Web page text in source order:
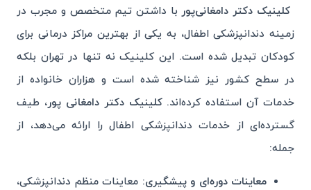
کلینیک دکتر دامغانی‌پور با داشتن تیم متخصص و مجرب در
زمینه دندانپزشکی اطفال، به یکی از بهترین مراکز درمانی برای
کودکان تبدیل شده است. این کلینیک نه تنها در تهران بلکه
در سطح کشور نیز شناخته شده است و هزاران خانواده از
خدمات آن استفاده کرده‌اند.کلینیک دکتر دامغانی پور، طیف
گسترده‌ای از خدمات دندانپزشکی اطفال را ارائه می‌دهد، از
جمله:
معاینات دوره‌ای و پیشگیری: معاینات منظم دندانپزشکی،